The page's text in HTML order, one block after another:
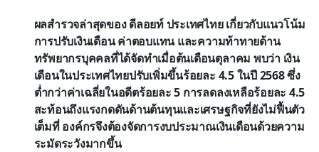
ผลสำรวจล่าสุดของ ดีลอยท์ ประเทศไทย เกี่ยวกับแนวโน้ม
การปรับเงินเดือน ค่าตอบแทน และความท้าทายด้าน
ทรัพยากรบุคคลที่ได้จัดทำเมื่อต้นเดือนตุลาคม พบว่า เงิน
เดือนในประเทศไทยปรับเพิ่มขึ้นร้อยละ 4.5 ในปี 2568 ซึ่ง
ต่ำกว่าค่าเฉลี่ยในอดีตร้อยละ 5 การลดลงเหลือร้อยละ 4.5
สะท้อนถึงแรงกดดันด้านต้นทุนและเศรษฐกิจที่ยังไม่ฟื้นตัว
เต็มที่ องค์กรจึงต้องจัดการงบประมาณเงินเดือนด้วยความ
ระมัดระวังมากขึ้น